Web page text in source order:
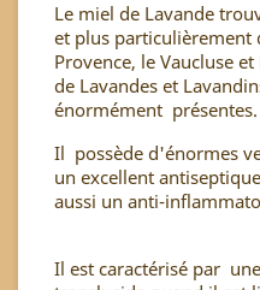
Le miel de Lavande
et plus particulièrement
Provence, le Vaucluse
de Lavandes et
énormément présentes.
Il possède d'énormes
un excellent
aussi un anti-
Il est caractérisé par